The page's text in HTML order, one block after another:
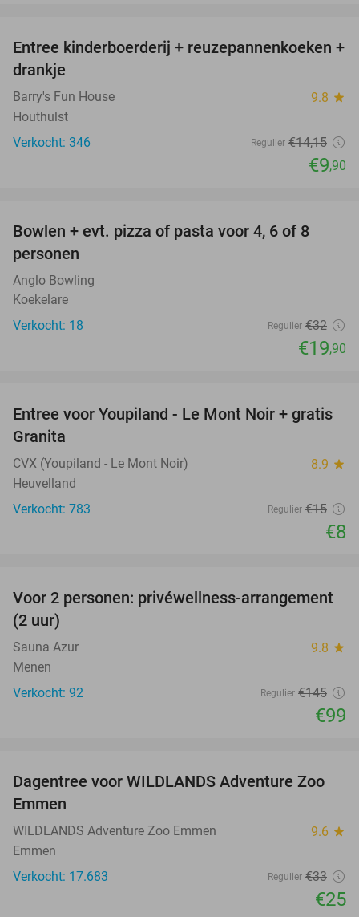
30%
Entree kinderboerderij + reuzepannenkoeken +
drankje
Barry's Fun House 9.8 star
Houthulst
Verkocht: 346
Regulier €14,15
€9,90
Bowlen + evt. pizza of pasta voor 4, 6 of 8
personen
Anglo Bowling
Koekelare
Verkocht: 18
Regulier €32
€19,90
47%
Entree voor Youpiland - Le Mont Noir + gratis
Granita
CVX (Youpiland - Le Mont Noir) 8.9 star
Heuvelland
Verkocht: 783
Regulier €15
€8
32%
Voor 2 personen: privéwellness-arrangement
(2 uur)
Sauna Azur 9.8 star
Menen
Verkocht: 92
Regulier €145
€99
24%
Dagentree voor WILDLANDS Adventure Zoo
Emmen
WILDLANDS Adventure Zoo Emmen 9.6 star
Emmen
Verkocht: 17.683
Regulier €33
€25